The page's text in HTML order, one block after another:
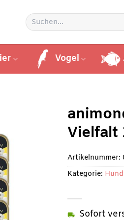
Suchen
nach:
Vogel
Vielfalt
Sofort
Artikelnummer:
Kategorie: